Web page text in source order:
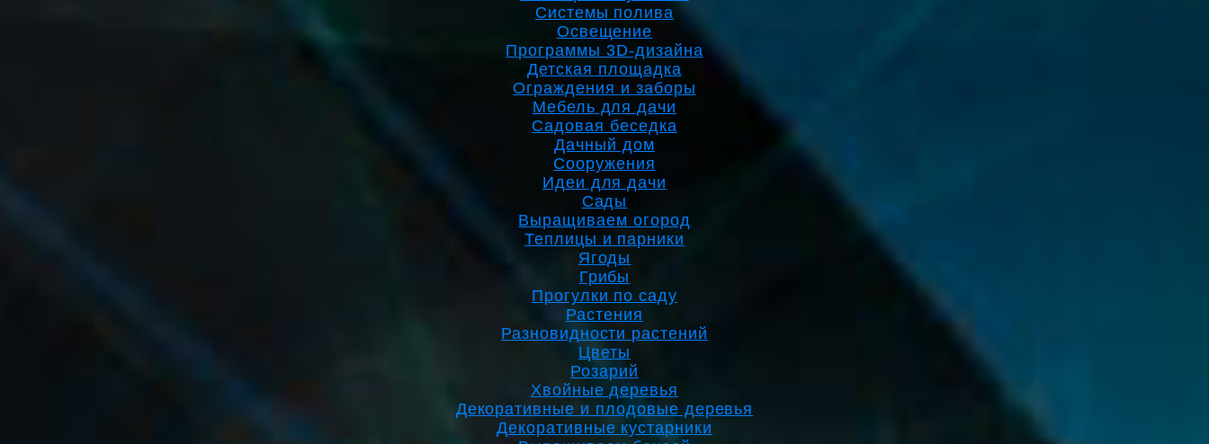
Системы полива
Освещение
Программы 3D-дизайна
Детская площадка
Ограждения и заборы
Мебель для дачи
Садовая беседка
Дачный дом
Сооружения
Идеи для дачи
Сады
Выращиваем огород
Теплицы и парники
Ягоды
Грибы
Прогулки по саду
Растения
Разновидности растений
Цветы
Розарий
Хвойные деревья
Декоративные и плодовые деревья
Декоративные кустарники